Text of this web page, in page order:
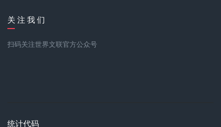
关 注 我 们
扫码关注世界文联官方公众号
统计代码